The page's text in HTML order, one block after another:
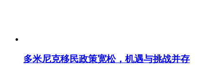
多米尼克移民政策宽松，机遇与挑战并存